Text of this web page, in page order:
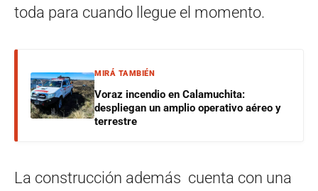
toda para cuando llegue el momento.
MIRÁ TAMBIÉN
Voraz incendio en Calamuchita:
despliegan un amplio operativo aéreo y
terrestre
La construcción además cuenta con una